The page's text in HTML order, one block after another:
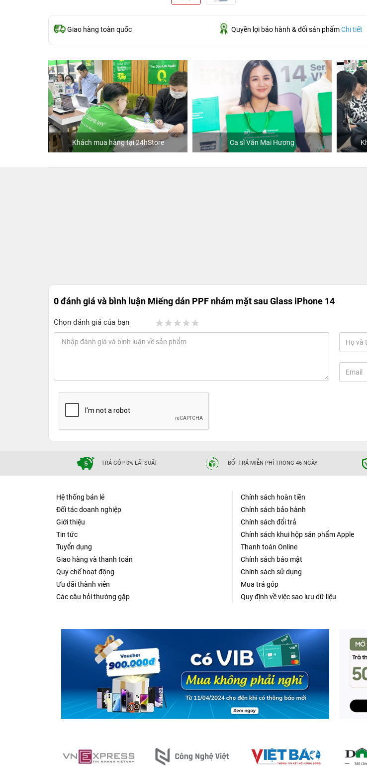
Giao hàng toàn quốc Quyền lợi bảo hành & đổi sản phẩm Chi tiết
Ca sĩ Văn Mai Hương Khách mua hàng tại 24hStore
0 đánh giá và bình luận Miếng dán PPF nhám mặt sau Glass iPhone 14
Chọn đánh giá của bạn
TRẢ GÓP 0% LÃI SUẤT ĐỔI TRẢ MIỄN PHÍ TRONG 46 NGÀY
Hệ thống bán lẻ
Đối tác doanh nghiệp
Giới thiệu
Tin tức
Tuyển dụng
Giao hàng và thanh toán
Quy chế hoạt động
Ưu đãi thành viên
Các câu hỏi thường gặp
Chính sách hoàn tiền
Chính sách bảo hành
Chính sách đổi trả
Chính sách khui hộp sản phẩm Apple
Thanh toán Online
Chính sách bảo mật
Chính sách sử dụng
Mua trả góp
Quy định về việc sao lưu dữ liệu